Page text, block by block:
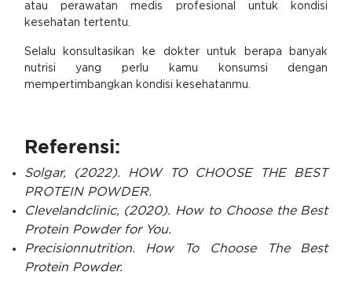
atau perawatan medis profesional untuk kondisi
kesehatan tertentu.
Selalu konsultasikan ke dokter untuk berapa banyak
nutrisi yang perlu kamu konsumsi dengan
mempertimbangkan kondisi kesehatanmu.
Referensi:
Solgar, (2022). HOW TO CHOOSE THE BEST
PROTEIN POWDER.
Clevelandclinic, (2020). How to Choose the Best
Protein Powder for You.
Precisionnutrition. How To Choose The Best
Protein Powder.